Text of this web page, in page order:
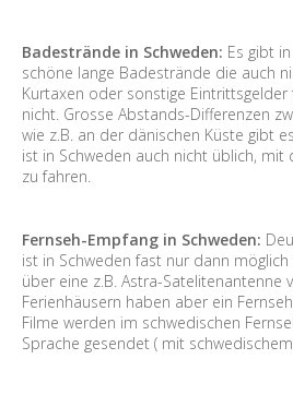
Badestrände in Schweden: Es gibt
schöne lange Badestrände die auch
Kurtaxen oder sonstige
nicht. Grosse Abstands-Differenzen
wie z.B. an der dänischen Küste gibt
ist in Schweden auch nicht üblich,
zu fahren.
Fernseh-Empfang in Schweden:
ist in Schweden fast nur dann möglich
über eine z.B. Astra-Satelitenantenne
Ferienhäusern haben aber ein
Filme werden im schwedischen
Sprache gesendet ( mit